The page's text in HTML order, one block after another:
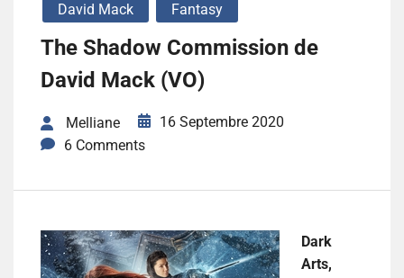
David Mack Fantasy
The Shadow Commission de
David Mack (VO)
Melliane
16 Septembre 2020
6 Comments
Dark
Arts,